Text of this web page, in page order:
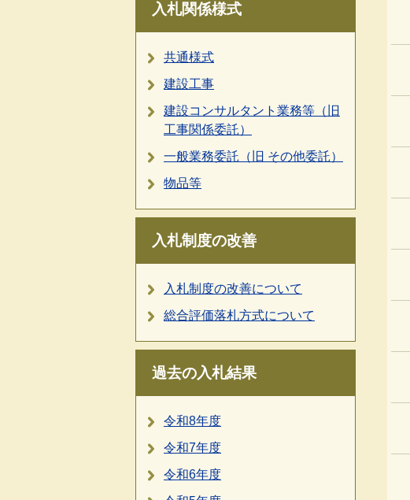
入札関係様式
共通様式
建設工事
建設コンサルタント業務等（旧
工事関係委託）
一般業務委託（旧 その他委託）
物品等
入札制度の改善
入札制度の改善について
総合評価落札方式について
過去の入札結果
令和8年度
令和7年度
令和6年度